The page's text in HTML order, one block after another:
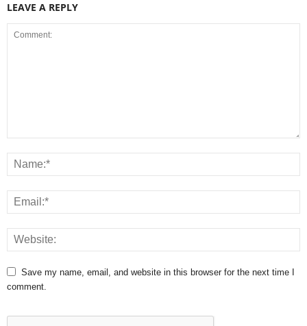
LEAVE A REPLY
Save my name, email, and website in this browser for the next time I
comment.